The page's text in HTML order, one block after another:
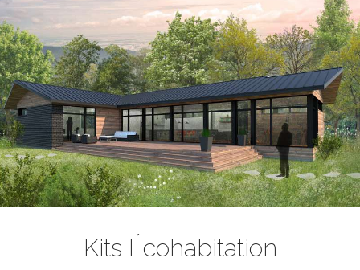
Kits Écohabitation